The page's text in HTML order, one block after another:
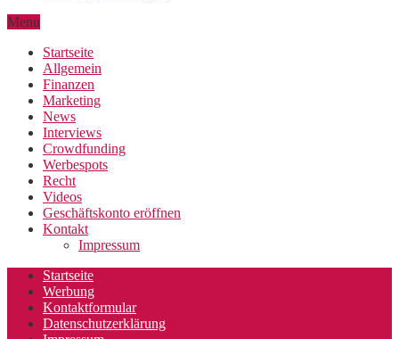
Menu
Startseite
Allgemein
Finanzen
Marketing
News
Interviews
Crowdfunding
Werbespots
Recht
Videos
Geschäftskonto eröffnen
Kontakt
Impressum
Startseite
Werbung
Kontaktformular
Datenschutzerklärung